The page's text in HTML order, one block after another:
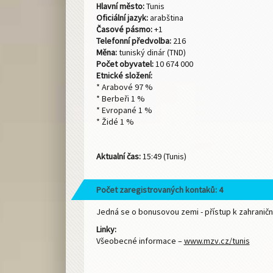
Hlavní město:Tunis
Oficiální jazyk:arabština
Časové pásmo:+1
Telefonní předvolba:216
Měna:tuniský dinár (TND)
Počet obyvatel:10 674 000
Etnické složení:
* Arabové 97 %
* Berbeři 1 %
* Evropané 1 %
* Židé 1 %
Aktualní čas:15:49 (Tunis)
Počet zaregistrovaných kontaků: 4
Jedná se o bonusovou zemi - přístup k
Linky:
Všeobecné informace –www.mzv.cz/tunis